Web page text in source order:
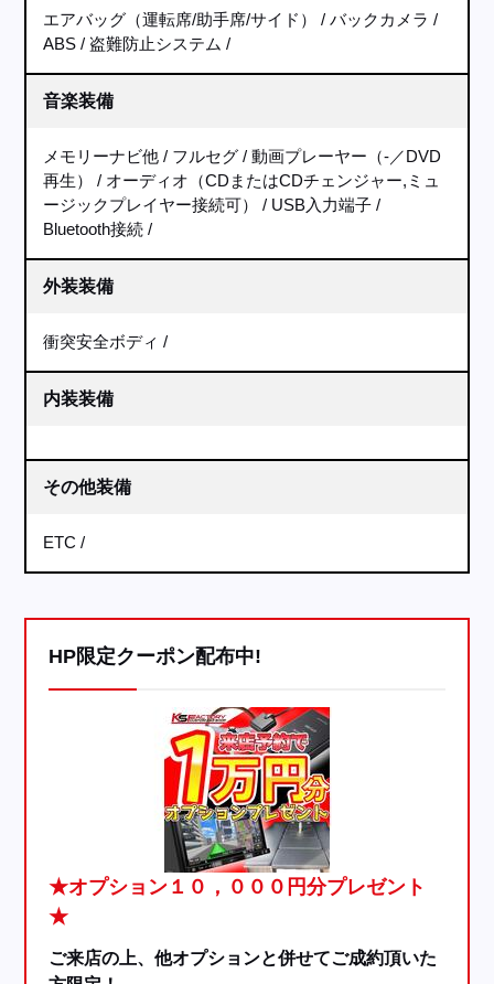
エアバッグ（運転席/助手席/サイド）
バックカメラ
ABS
盗難防止システム
音楽装備
メモリーナビ他 フルセグ
動画プレーヤー（-／DVD
再生）
オーディオ（CDまたはCDチェンジャー,ミュ
ージックプレイヤー接続可）
USB入力端子
Bluetooth接続
外装装備
衝突安全ボディ
内装装備
その他装備
ETC
HP限定クーポン配布中!
★オプション１０，０００円分プレゼント
★
ご来店の上、他オプションと併せてご成約頂いた